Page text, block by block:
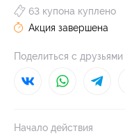
63 купона куплено
Акция завершена
Поделиться с друзьями
Начало действия